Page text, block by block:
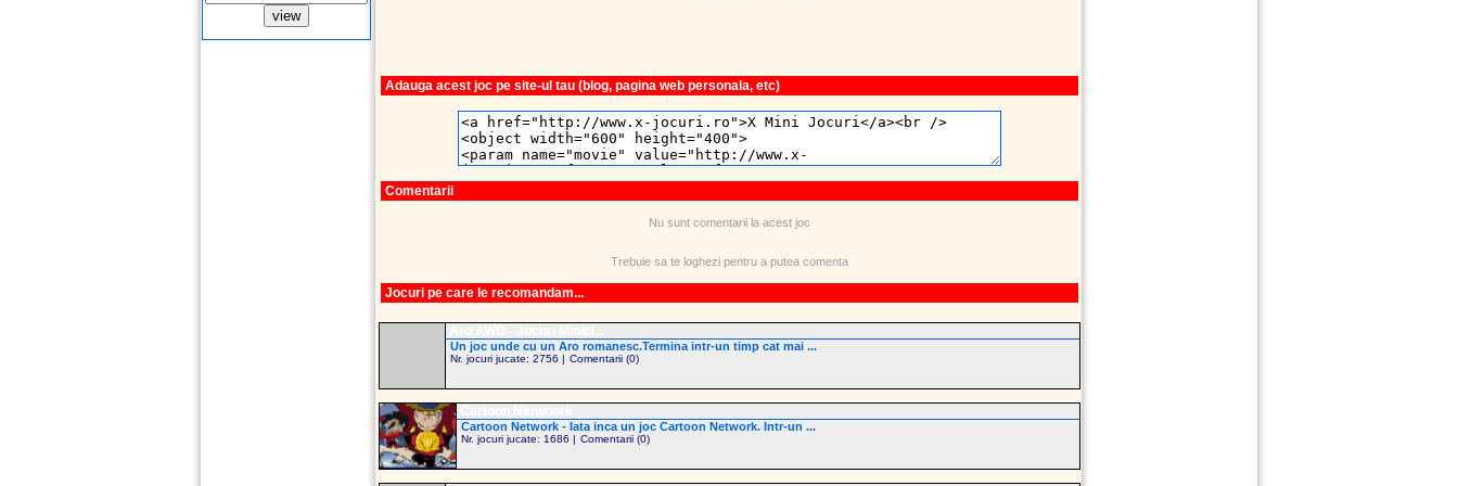
Adauga acest joc pe site-ul tau (blog, pagina web personala, etc)
Comentarii
Nu sunt comentarii la acest joc
Trebuie sa te loghezi pentru a putea comenta
Jocuri pe care le recomandam...
Un joc unde cu un Aro romanesc.Termina intr-un timp cat mai ...
Nr. jocuri jucate: 2756 | Comentarii (0)
Cartoon Network - Iata inca un joc Cartoon Network. Intr-un ...
Nr. jocuri jucate: 1686 | Comentarii (0)